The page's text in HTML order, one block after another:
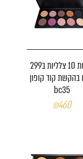
פלטת 10 צלליות ב299
קוד קופון
bc35
₪460